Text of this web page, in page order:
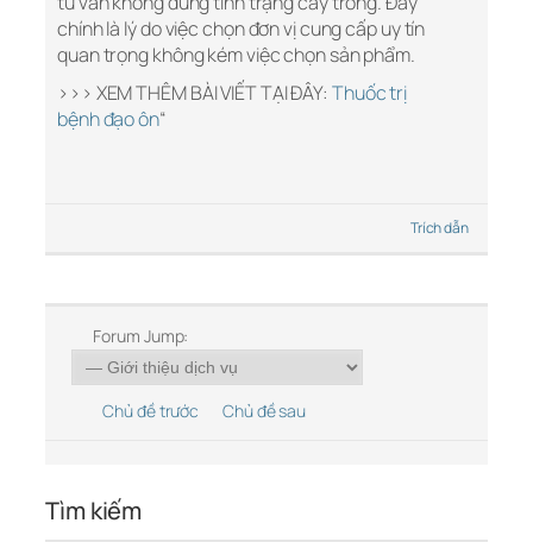
chính là lý do việc chọn đơn vị cung cấp uy tín
quan trọng không kém việc chọn sản phẩm.
>>> XEM THÊM BÀI VIẾT TẠI ĐÂY: Thuốc trị
bệnh đạo ôn“
Trích dẫn
Forum Jump:
Chủ đề trước Chủ đề sau
Tìm kiếm